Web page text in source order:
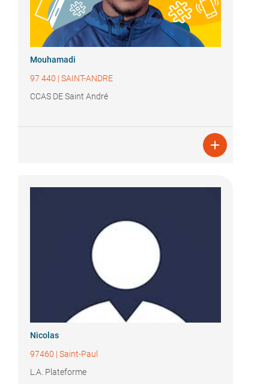
Mouhamadi
97 440 | SAINT-ANDRE
CCAS DE Saint André

Nicolas
97460 | Saint-Paul
L.A. Plateforme